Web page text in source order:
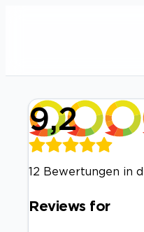
9,2
12 Bewertungen in
Reviews for